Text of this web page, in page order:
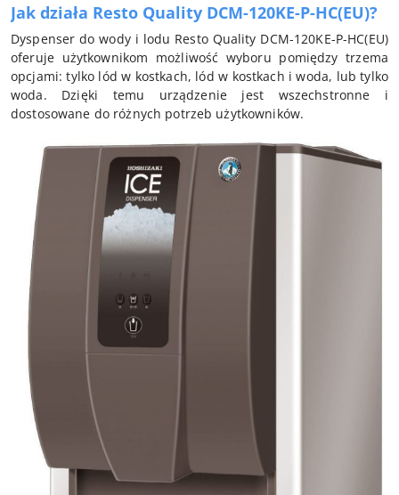
Jak działa Resto Quality DCM-120KE-P-HC(EU)?
Dyspenser do wody i lodu Resto Quality DCM-120KE-P-HC(EU)
oferuje użytkownikom możliwość wyboru pomiędzy trzema
opcjami: tylko lód w kostkach, lód w kostkach i woda, lub tylko
woda. Dzięki temu urządzenie jest wszechstronne i
dostosowane do różnych potrzeb użytkowników.